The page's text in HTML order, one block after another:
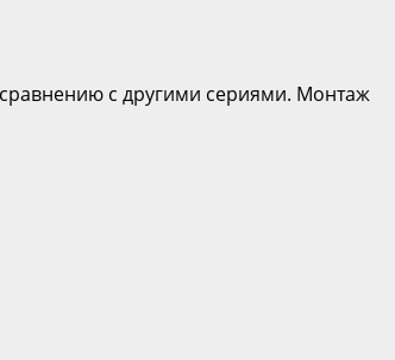
с другими сериями. Монтаж